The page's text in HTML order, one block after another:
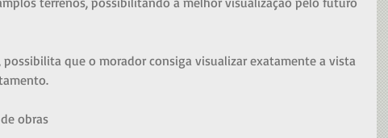
possibilita que o morador consiga visualizar exatamente a vista
obras